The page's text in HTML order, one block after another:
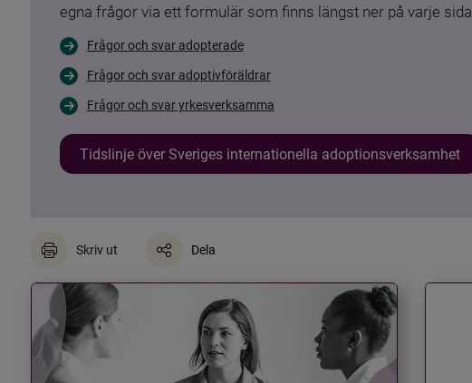
egna frågor via ett formulär som finns längst ner på varje sida.
Frågor och svar adopterade
Frågor och svar adoptivföräldrar
Frågor och svar yrkesverksamma
Tidslinje över Sveriges internationella adoptionsverksamhet
Skriv ut Dela